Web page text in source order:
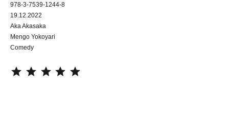
978-3-7539-1244-8
19.12.2022
Aka Akasaka
Mengo Yokoyari
Comedy